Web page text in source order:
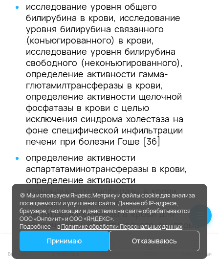
исследование уровня общего
билирубина в крови, исследование
уровня билирубина связанного
(конъюгированного) в крови,
исследование уровня билирубина
свободного (неконъюгированного),
определение активности гамма-
глютамилтрансферазы в крови,
определение активности щелочной
фосфатазы в крови c целью
исключения синдрома холестаза на
фоне специфической инфильтрации
печени при болезни Гоше [36]
определение активности
аспартатаминотрансферазы в крови,
определение активности
аланинаминотрансферазы в крови,
определение активности
лактатдегидрогеназы в крови для
исключения цитолитического синдрома
на фоне специфической инфильтрации
печени при болезни Гоше [36,37];
🍪 Мы используем Яндекс.Метрику и файлы cookie для анализа
посещаемости и улучшения сайта. Данные об IP-адресе,
браузере, геолокации и действиях на сайте обрабатываются
ООО «Онпоинт» и ООО «ЯНДЕКС».
Подробнее — вПолитике обработки Персональных данных
Принимаю Отказываюсь